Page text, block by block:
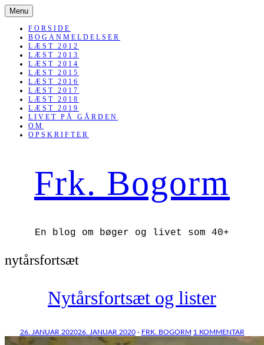
Menu SKIP
TO
CONTENT
FORSIDE
BOGANMELDELSER
LÆST 2012
LÆST 2013
LÆST 2014
LÆST 2015
LÆST 2016
LÆST 2017
LÆST 2018
LÆST 2019
LIVET PÅ GÅRDEN
OM
OPSKRIFTER
Frk. Bogorm
En blog om bøger og livet som 40+
nytårsfortsæt
Nytårsfortsæt og lister
26. JANUAR 202026. JANUAR 2020- FRK. BOGORM 1 KOMMENTAR